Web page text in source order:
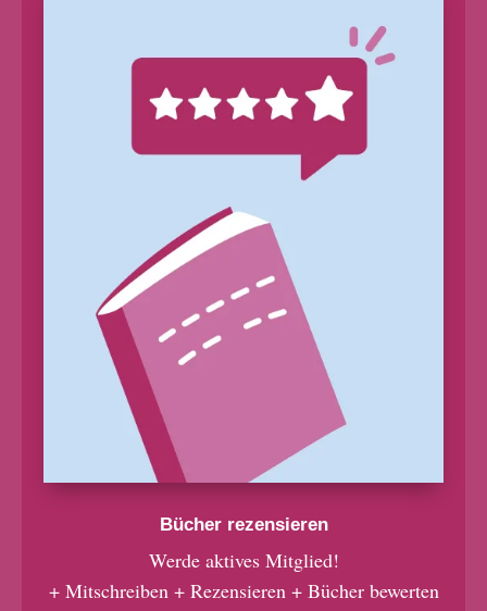
Bücher rezensieren
Werde aktives Mitglied!
+ Mitschreiben + Rezensieren + Bücher bewerten